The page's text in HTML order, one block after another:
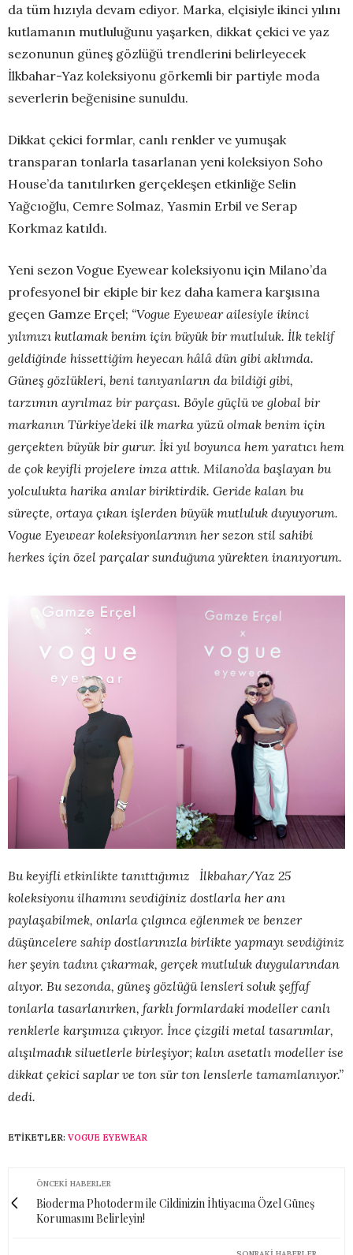
da tüm hızıyla devam ediyor. Marka, elçisiyle ikinci yılını
kutlamanın mutluluğunu yaşarken, dikkat çekici ve yaz
sezonunun güneş gözlüğü trendlerini belirleyecek
İlkbahar-Yaz koleksiyonu görkemli bir partiyle moda
severlerin beğenisine sunuldu.
Dikkat çekici formlar, canlı renkler ve yumuşak
transparan tonlarla tasarlanan yeni koleksiyon Soho
House’da tanıtılırken gerçekleşen etkinliğe Selin
Yağcıoğlu, Cemre Solmaz, Yasmin Erbil ve Serap
Korkmaz katıldı.
Yeni sezon Vogue Eyewear koleksiyonu için Milano’da
profesyonel bir ekiple bir kez daha kamera karşısına
geçen Gamze Erçel; “Vogue Eyewear ailesiyle ikinci
yılımızı kutlamak benim için büyük bir mutluluk. İlk teklif
geldiğinde hissettiğim heyecan hâlâ dün gibi aklımda.
Güneş gözlükleri, beni tanıyanların da bildiği gibi,
tarzımın ayrılmaz bir parçası. Böyle güçlü ve global bir
markanın Türkiye’deki ilk marka yüzü olmak benim için
gerçekten büyük bir gurur. İki yıl boyunca hem yaratıcı hem
de çok keyifli projelere imza attık. Milano’da başlayan bu
yolculukta harika anılar biriktirdik. Geride kalan bu
süreçte, ortaya çıkan işlerden büyük mutluluk duyuyorum.
Vogue Eyewear koleksiyonlarının her sezon stil sahibi
herkes için özel parçalar sunduğuna yürekten inanıyorum.
Bu keyifli etkinlikte tanıttığımız İlkbahar/Yaz 25
koleksiyonu ilhamını sevdiğiniz dostlarla her anı
paylaşabilmek, onlarla çılgınca eğlenmek ve benzer
düşüncelere sahip dostlarınızla birlikte yapmayı sevdiğiniz
her şeyin tadını çıkarmak, gerçek mutluluk duygularından
alıyor. Bu sezonda, güneş gözlüğü lensleri soluk şeffaf
tonlarla tasarlanırken, farklı formlardaki modeller canlı
renklerle karşımıza çıkıyor. İnce çizgili metal tasarımlar,
alışılmadık siluetlerle birleşiyor; kalın asetatlı modeller ise
dikkat çekici saplar ve ton sür ton lenslerle tamamlanıyor.”
dedi.
ETIKETLER: VOGUE EYEWEAR
ÖNCEKI HABERLER
Bioderma Photoderm ile Cildinizin İhtiyacına Özel Güneş
Korumasını Belirleyin!